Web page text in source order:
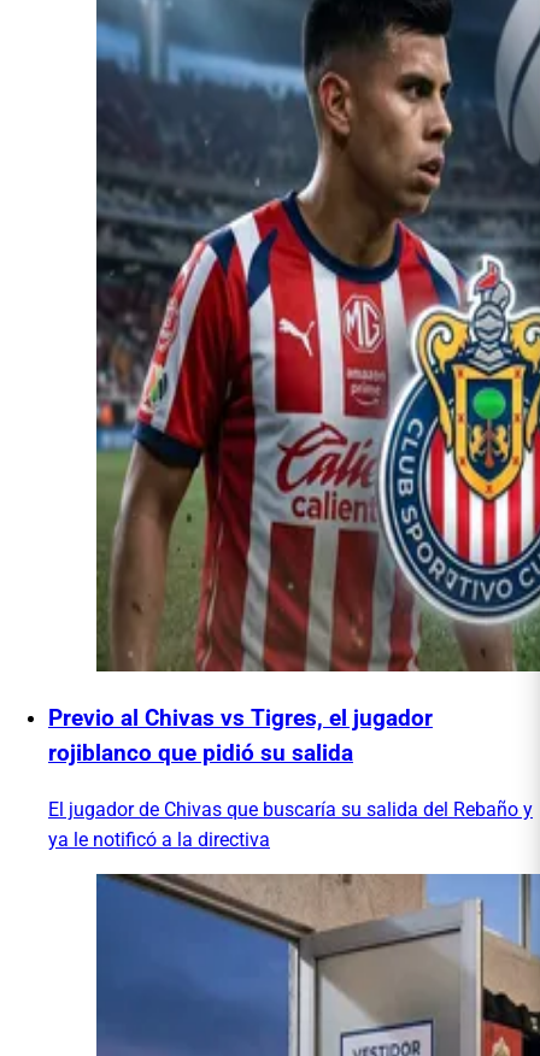
Previo al Chivas vs Tigres, el jugador
rojiblanco que pidió su salida
El jugador de Chivas que buscaría su salida del Rebaño y
ya le notificó a la directiva